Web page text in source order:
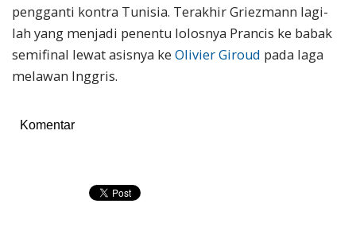
pengganti kontra Tunisia. Terakhir Griezmann lagi-
lah yang menjadi penentu lolosnya Prancis ke babak
semifinal lewat asisnya ke Olivier Giroud pada laga
melawan Inggris.
Komentar